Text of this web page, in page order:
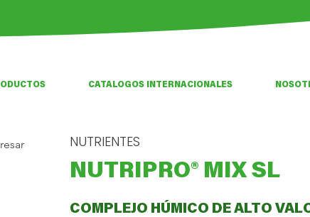
CATALOGOS INTERNACIONALES
NUTRIPRO® MIX SL
NUTRIENTES
COMPLEJO HÚMICO DE ALTO